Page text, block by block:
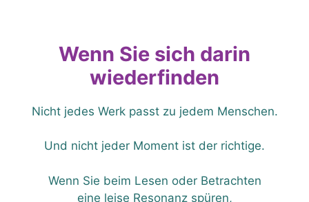
Wenn Sie sich darin
wiederfinden
Nicht jedes Werk passt zu jedem Menschen.
Und nicht jeder Moment ist der richtige.
Wenn Sie beim Lesen oder Betrachten
eine leise Resonanz spüren,